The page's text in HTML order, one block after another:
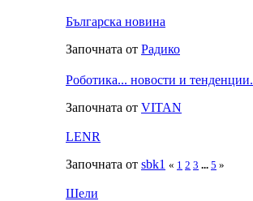
Българска новина
Започната от Радико
Роботика... новости и тенденции.
Започната от VITAN
LENR
Започната от sbk1 « 1 2 3 ... 5 »
Шели